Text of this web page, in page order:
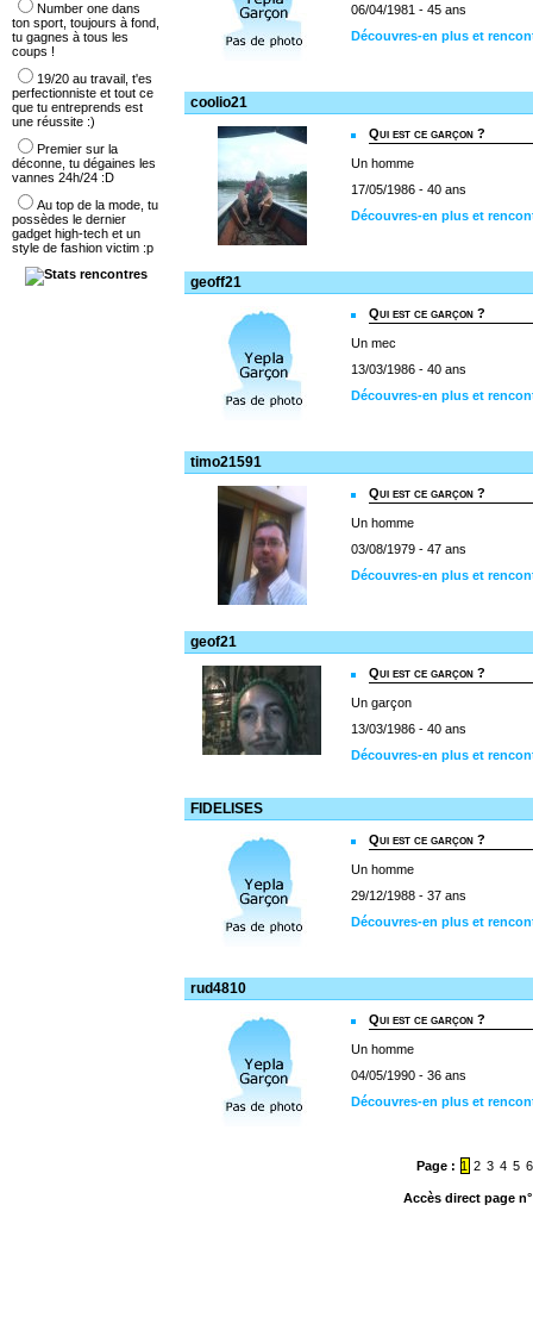
06/04/1981 - 45 ans
Découvres-en plus et
coolio21
Qui est ce garçon ?
Un homme
17/05/1986 - 40 ans
Découvres-en plus et
geoff21
Qui est ce garçon ?
Un mec
13/03/1986 - 40 ans
Découvres-en plus et
timo21591
Qui est ce garçon ?
Un homme
03/08/1979 - 47 ans
Découvres-en plus et
geof21
Qui est ce garçon ?
Un garçon
13/03/1986 - 40 ans
Découvres-en plus et
FIDELISES
Qui est ce garçon ?
Un homme
29/12/1988 - 37 ans
Découvres-en plus et
rud4810
Qui est ce garçon ?
Un homme
04/05/1990 - 36 ans
Découvres-en plus et
Page : 1 2 3 4 5 6
Accès direct page
Number one dans
ton sport, toujours à fond,
tu gagnes à tous les
coups !
19/20 au travail, t'es
perfectionniste et tout ce
que tu entreprends est
une réussite :)
Premier sur la
déconne, tu dégaines les
vannes 24h/24 :D
Au top de la mode, tu
possèdes le dernier
gadget high-tech et un
style de fashion victim :p